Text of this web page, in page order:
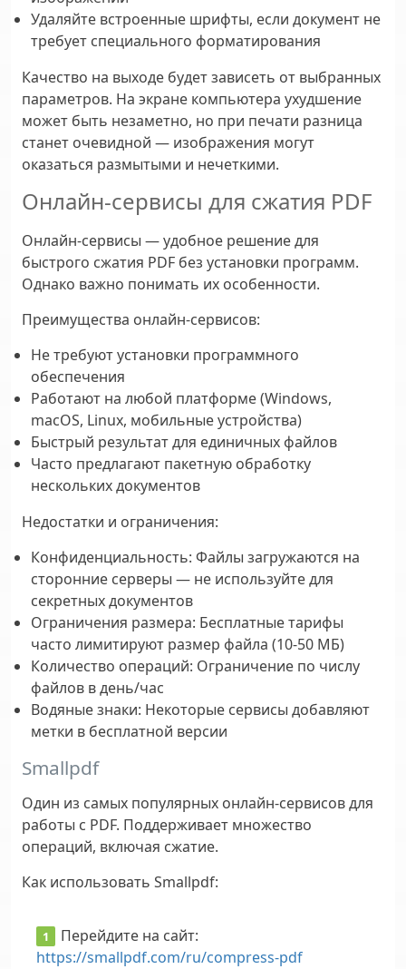
Удаляйте встроенные шрифты, если документ не
требует специального форматирования
Качество на выходе будет зависеть от выбранных
параметров. На экране компьютера ухудшение
может быть незаметно, но при печати разница
станет очевидной — изображения могут
оказаться размытыми и нечеткими.
Онлайн-сервисы для сжатия PDF
Онлайн-сервисы — удобное решение для
быстрого сжатия PDF без установки программ.
Однако важно понимать их особенности.
Преимущества онлайн-сервисов:
Не требуют установки программного
обеспечения
Работают на любой платформе (Windows,
macOS, Linux, мобильные устройства)
Быстрый результат для единичных файлов
Часто предлагают пакетную обработку
нескольких документов
Недостатки и ограничения:
Конфиденциальность: Файлы загружаются на
сторонние серверы — не используйте для
секретных документов
Ограничения размера: Бесплатные тарифы
часто лимитируют размер файла (10-50 МБ)
Количество операций: Ограничение по числу
файлов в день/час
Водяные знаки: Некоторые сервисы добавляют
метки в бесплатной версии
Smallpdf
Один из самых популярных онлайн-сервисов для
работы с PDF. Поддерживает множество
операций, включая сжатие.
Как использовать Smallpdf:
Перейдите на сайт:
https://smallpdf.com/ru/compress-pdf